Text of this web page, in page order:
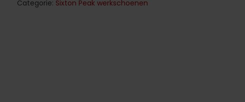
Categorie: Sixton Peak werkschoenen